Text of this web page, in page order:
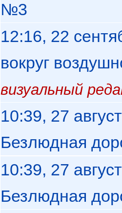
№3
12:16, 22
вокруг
визуальный
10:39, 27
Безлюдная
10:39, 27
Безлюдная